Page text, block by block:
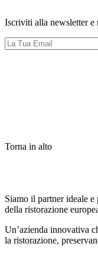
Iscriviti alla newsletter e
Torna in alto
Siamo il partner ideale
della ristorazione
Un’azienda innovativa
la ristorazione,